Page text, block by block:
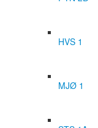
HVS 1
MJØ 1